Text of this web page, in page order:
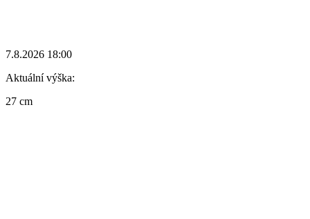
7.8.2026 18:00
Aktuální výška:
27 cm